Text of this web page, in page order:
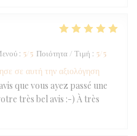
: 5/5 Ποιότητα / Τιμή : 5/5
σε αυτή την αξιολόγηση
que vous ayez passé une
très bel avis :-) À très